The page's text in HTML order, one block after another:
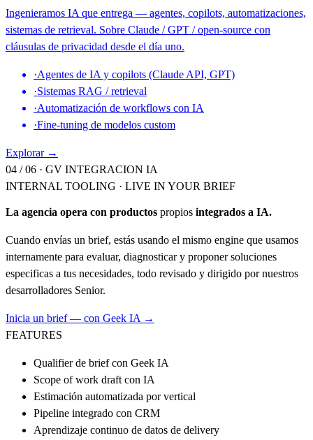
Ingenieramos IA que entrega — agentes, copilots, automatizaciones,
sistemas de retrieval. Sobre Claude / GPT / open-source con
cláusulas de privacidad desde el día uno.
·Agentes de IA y copilots (Claude API, GPT)
·Sistemas RAG / retrieval
·Automatización de workflows con IA
·Fine-tuning de modelos custom
Explorar →
04 / 06 · GV INTEGRACION IA
INTERNAL TOOLING · LIVE IN YOUR BRIEF
La agencia opera con productos propios integrados a IA.
Cuando envías un brief, estás usando el mismo engine que usamos
internamente para evaluar, diagnosticar y proponer soluciones
especificas a tus necesidades, todo revisado y dirigido por nuestros
desarrolladores Senior.
Inicia un brief — con Geek IA →
FEATURES
Qualifier de brief con Geek IA
Scope of work draft con IA
Estimación automatizada por vertical
Pipeline integrado con CRM
Aprendizaje continuo de datos de delivery